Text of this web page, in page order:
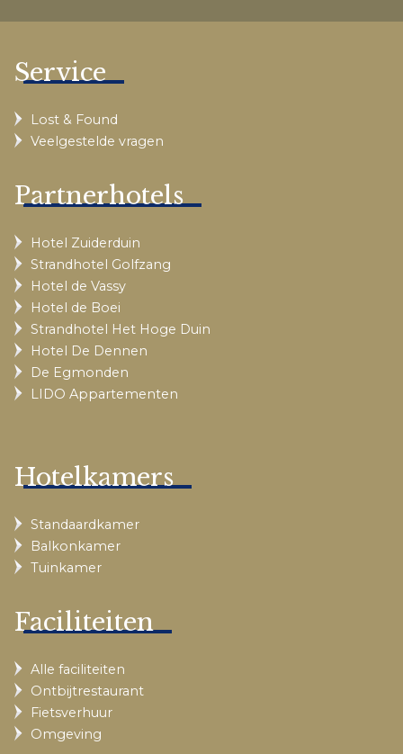
Service
Lost & Found
Veelgestelde vragen
Partnerhotels
Hotel Zuiderduin
Strandhotel Golfzang
Hotel de Vassy
Hotel de Boei
Strandhotel Het Hoge Duin
Hotel De Dennen
De Egmonden
LIDO Appartementen
Hotelkamers
Standaardkamer
Balkonkamer
Tuinkamer
Faciliteiten
Alle faciliteiten
Ontbijtrestaurant
Fietsverhuur
Omgeving